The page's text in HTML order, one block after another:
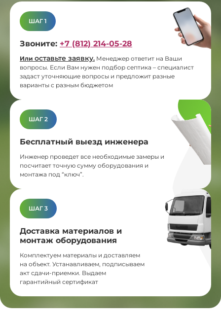
ШАГ 1
Звоните: +7 (812) 214-05-28
Или оставьте заявку. Менеджер ответит на Ваши
вопросы. Если Вам нужен подбор септика – специалист
задаст уточняющие вопросы и предложит разные
варианты с разным бюджетом
ШАГ 2
Бесплатный выезд инженера
Инженер проведет все необходимые замеры и
посчитает точную сумму оборудования и
монтажа под “ключ”.
ШАГ 3
Доставка материалов и
монтаж оборудования
Комплектуем материалы и доставляем
на объект. Устанавливаем, подписываем
акт сдачи-приемки. Выдаем
гарантийный сертификат